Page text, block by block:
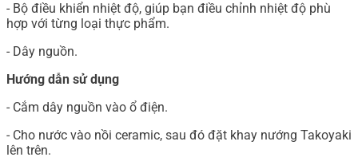
- Bộ điều khiển nhiệt độ, giúp bạn điều chỉnh nhiệt độ phù
hợp với từng loại thực phẩm.
- Dây nguồn.
Hướng dẫn sử dụng
- Cắm dây nguồn vào ổ điện.
- Cho nước vào nồi ceramic, sau đó đặt khay nướng Takoyaki
lên trên.